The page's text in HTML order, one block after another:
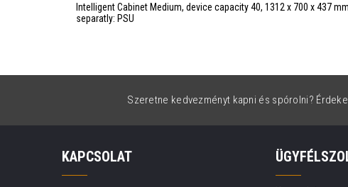
Intelligent Cabinet Medium, device capacity 40, 1312 x 700 x 437
separatly: PSU
Szeretne kedvezményt kapni és spórolni?
KAPCSOLAT